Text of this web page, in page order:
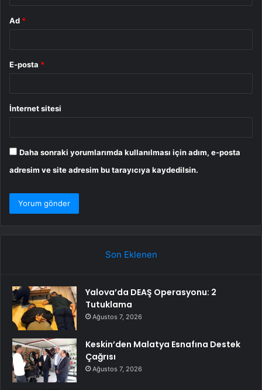
Ad *
E-posta *
İnternet sitesi
Daha sonraki yorumlarımda kullanılması için adım, e-posta
adresim ve site adresim bu tarayıcıya kaydedilsin.
Son Eklenen
Yalova’da DEAŞ Operasyonu: 2
Tutuklama
Ağustos 7, 2026
Keskin’den Malatya Esnafına Destek
Çağrısı
Ağustos 7, 2026